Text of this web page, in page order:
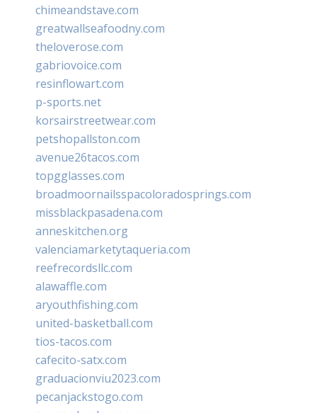
chimeandstave.com
greatwallseafoodny.com
theloverose.com
gabriovoice.com
resinflowart.com
p-sports.net
korsairstreetwear.com
petshopallston.com
avenue26tacos.com
topgglasses.com
broadmoornailsspacoloradosprings.com
missblackpasadena.com
anneskitchen.org
valenciamarketytaqueria.com
reefrecordsllc.com
alawaffle.com
aryouthfishing.com
united-basketball.com
tios-tacos.com
cafecito-satx.com
graduacionviu2023.com
pecanjackstogo.com